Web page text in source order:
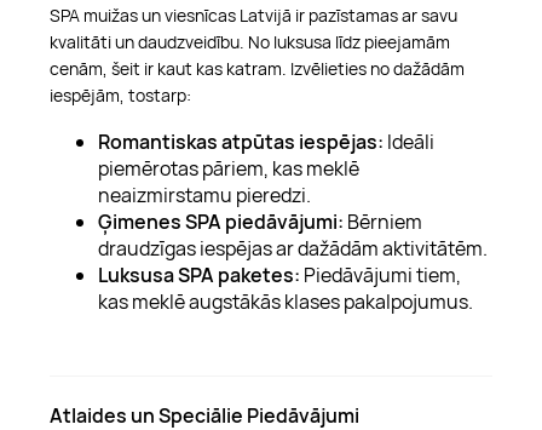
SPA muižas un viesnīcas Latvijā ir pazīstamas ar savu
kvalitāti un daudzveidību. No luksusa līdz pieejamām
cenām, šeit ir kaut kas katram. Izvēlieties no dažādām
iespējām, tostarp:
Romantiskas atpūtas iespējas: Ideāli
piemērotas pāriem, kas meklē
neaizmirstamu pieredzi.
Ģimenes SPA piedāvājumi: Bērniem
draudzīgas iespējas ar dažādām aktivitātēm.
Luksusa SPA paketes: Piedāvājumi tiem,
kas meklē augstākās klases pakalpojumus.
Atlaides un Speciālie Piedāvājumi